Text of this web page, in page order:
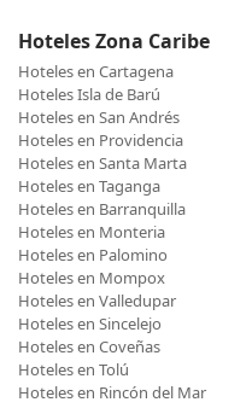
Hoteles Zona Caribe
Hoteles en Cartagena
Hoteles Isla de Barú
Hoteles en San Andrés
Hoteles en Providencia
Hoteles en Santa Marta
Hoteles en Taganga
Hoteles en Barranquilla
Hoteles en Monteria
Hoteles en Palomino
Hoteles en Mompox
Hoteles en Valledupar
Hoteles en Sincelejo
Hoteles en Coveñas
Hoteles en Tolú
Hoteles en Rincón del Mar